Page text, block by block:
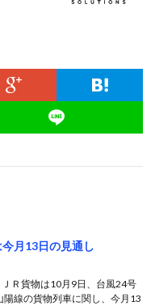
月13日の見通し
Ｒ貨物は10月9日、台風24号
線の貨物列車に関し、今月13